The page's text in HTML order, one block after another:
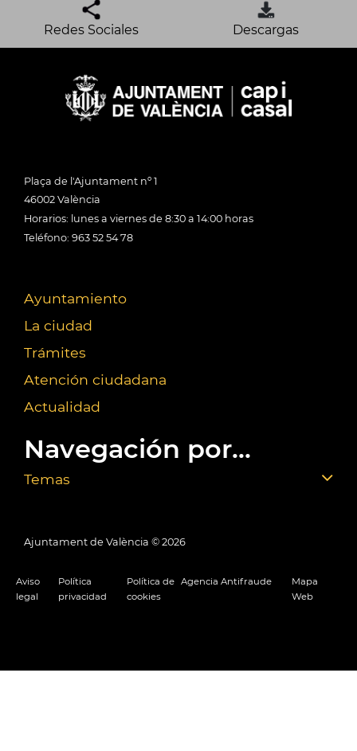
Redes Sociales Descargas
Plaça de l'Ajuntament nº 1
46002 València
Horarios: lunes a viernes de 8:30 a 14:00 horas
Teléfono: 963 52 54 78
Ayuntamiento
La ciudad
Trámites
Atención ciudadana
Actualidad
Navegación por...
Temas
Ajuntament de València © 2026
Aviso
legal
Política
privacidad
Política de
cookies
Agencia Antifraude
Mapa
Web